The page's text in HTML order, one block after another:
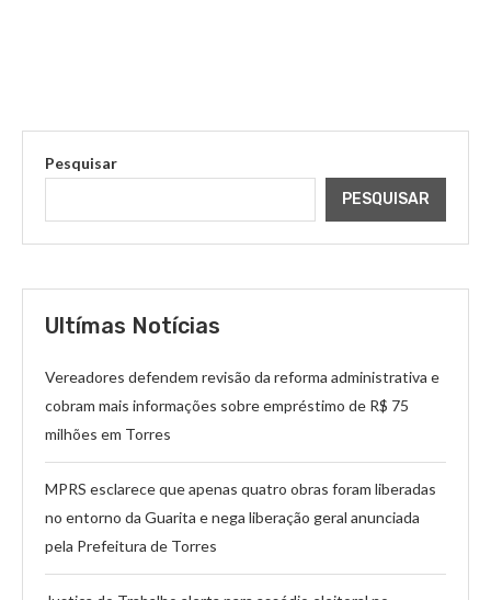
Pesquisar
PESQUISAR
Ultímas Notícias
Vereadores defendem revisão da reforma administrativa e
cobram mais informações sobre empréstimo de R$ 75
milhões em Torres
MPRS esclarece que apenas quatro obras foram liberadas
no entorno da Guarita e nega liberação geral anunciada
pela Prefeitura de Torres